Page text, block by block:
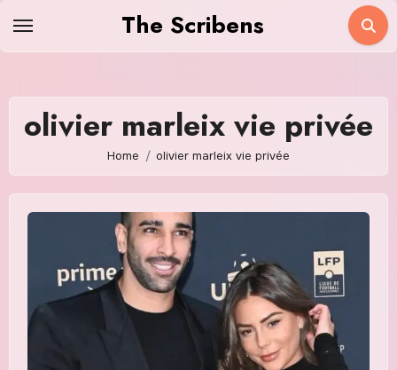
The Scribens
olivier marleix vie privée
Home olivier marleix vie privée